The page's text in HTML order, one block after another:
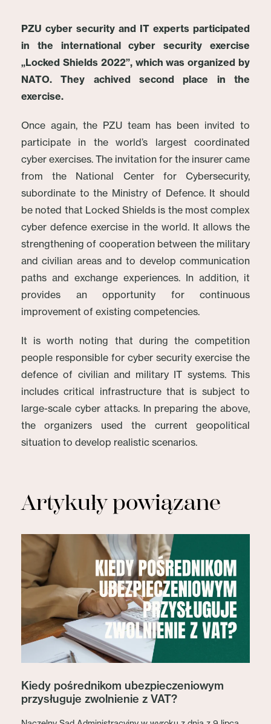
PZU cyber security and IT experts participated
in the international cyber security exercise
„Locked Shields 2022”, which was organized by
NATO. They achived second place in the
exercise.
Once again, the PZU team has been invited to
participate in the world’s largest coordinated
cyber exercises. The invitation for the insurer came
from the National Center for Cybersecurity,
subordinate to the Ministry of Defence. It should
be noted that Locked Shields is the most complex
cyber defence exercise in the world. It allows the
strengthening of cooperation between the military
and civilian areas and to develop communication
paths and exchange experiences. In addition, it
provides an opportunity for continuous
improvement of existing competencies.
It is worth noting that during the competition
people responsible for cyber security exercise the
defence of civilian and military IT systems. This
includes critical infrastructure that is subject to
large-scale cyber attacks. In preparing the above,
the organizers used the current geopolitical
situation to develop realistic scenarios.
Artykuły powiązane
Kiedy pośrednikom ubezpieczeniowym
przysługuje zwolnienie z VAT?